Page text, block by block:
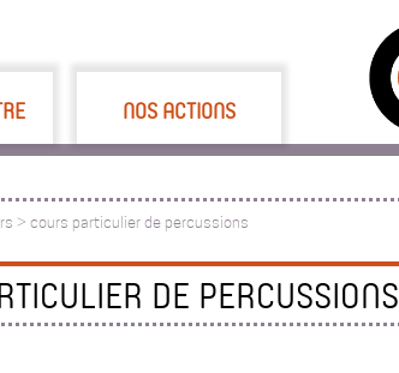
NOS ACTIONS
> cours particulier de percussions
DE PERCUSSIONS